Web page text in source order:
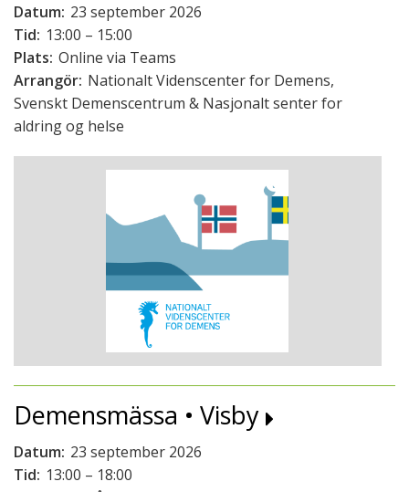
Datum: 23 september 2026
Tid: 13:00 – 15:00
Plats: Online via Teams
Arrangör: Nationalt Videnscenter for Demens,
Svenskt Demenscentrum & Nasjonalt senter for
aldring og helse
Demensmässa • Visby
Datum: 23 september 2026
Tid: 13:00 – 18:00